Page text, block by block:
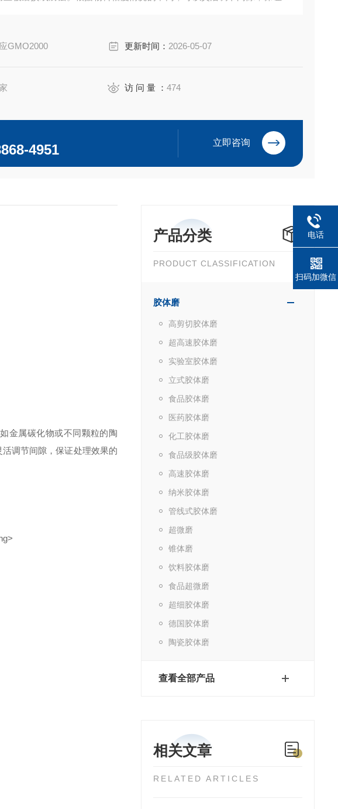
GMO2000 更新时间： 2026-05-07
访 问 量 ：474
4951 立即咨询
产品分类
PRODUCT CLASSIFICATION
胶体磨
高剪切胶体磨
超高速胶体磨
实验室胶体磨
立式胶体磨
食品胶体磨
医药胶体磨
化工胶体磨
食品级胶体磨
高速胶体磨
纳米胶体磨
管线式胶体磨
超微磨
锥体磨
饮料胶体磨
食品超微磨
超细胶体磨
德国胶体磨
陶瓷胶体磨
查看全部产品
相关文章
RELATED ARTICLES
金属碳化物或不同颗粒的陶
调节间隙，保证处理效果的
电话
扫码加微信